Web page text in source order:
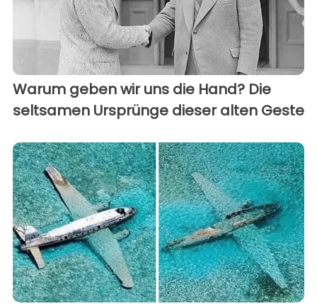
Warum geben wir uns die Hand? Die
seltsamen Ursprünge dieser alten Geste